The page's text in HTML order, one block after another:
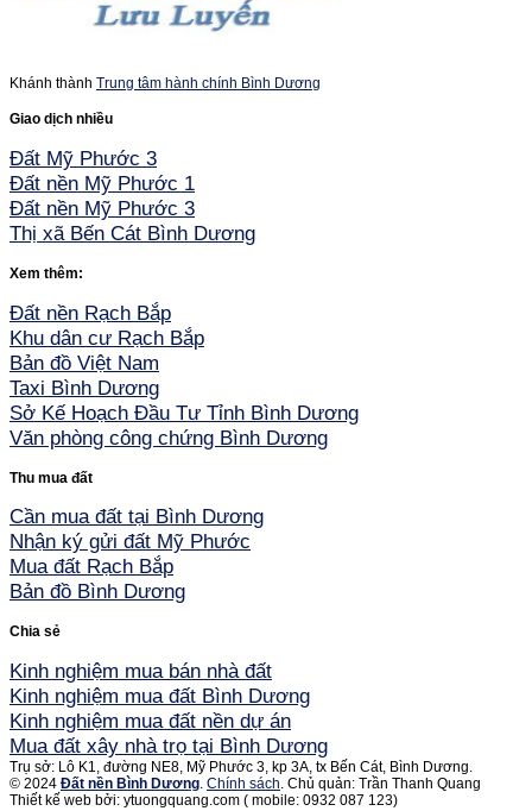
Khánh thành Trung tâm hành chính Bình Dương
Giao dịch nhiều
Đất Mỹ Phước 3
Đất nền Mỹ Phước 1
Đất nền Mỹ Phước 3
Thị xã Bến Cát Bình Dương
Xem thêm:
Đất nền Rạch Bắp
Khu dân cư Rạch Bắp
Bản đồ Việt Nam
Taxi Bình Dương
Sở Kế Hoạch Đầu Tư Tỉnh Bình Dương
Văn phòng công chứng Bình Dương
Thu mua đất
Cần mua đất tại Bình Dương
Nhận ký gửi đất Mỹ Phước
Mua đất Rạch Bắp
Bản đồ Bình Dương
Chia sẻ
Kinh nghiệm mua bán nhà đất
Kinh nghiệm mua đất Bình Dương
Kinh nghiệm mua đất nền dự án
Mua đất xây nhà trọ tại Bình Dương
Trụ sở: Lô K1, đường NE8, Mỹ Phước 3, kp 3A, tx Bến Cát, Bình Dương.
© 2024 Đất nền Bình Dương. Chính sách. Chủ quản: Trần Thanh Quang
Thiết kế web bởi: ytuongquang.com ( mobile: 0932 087 123)